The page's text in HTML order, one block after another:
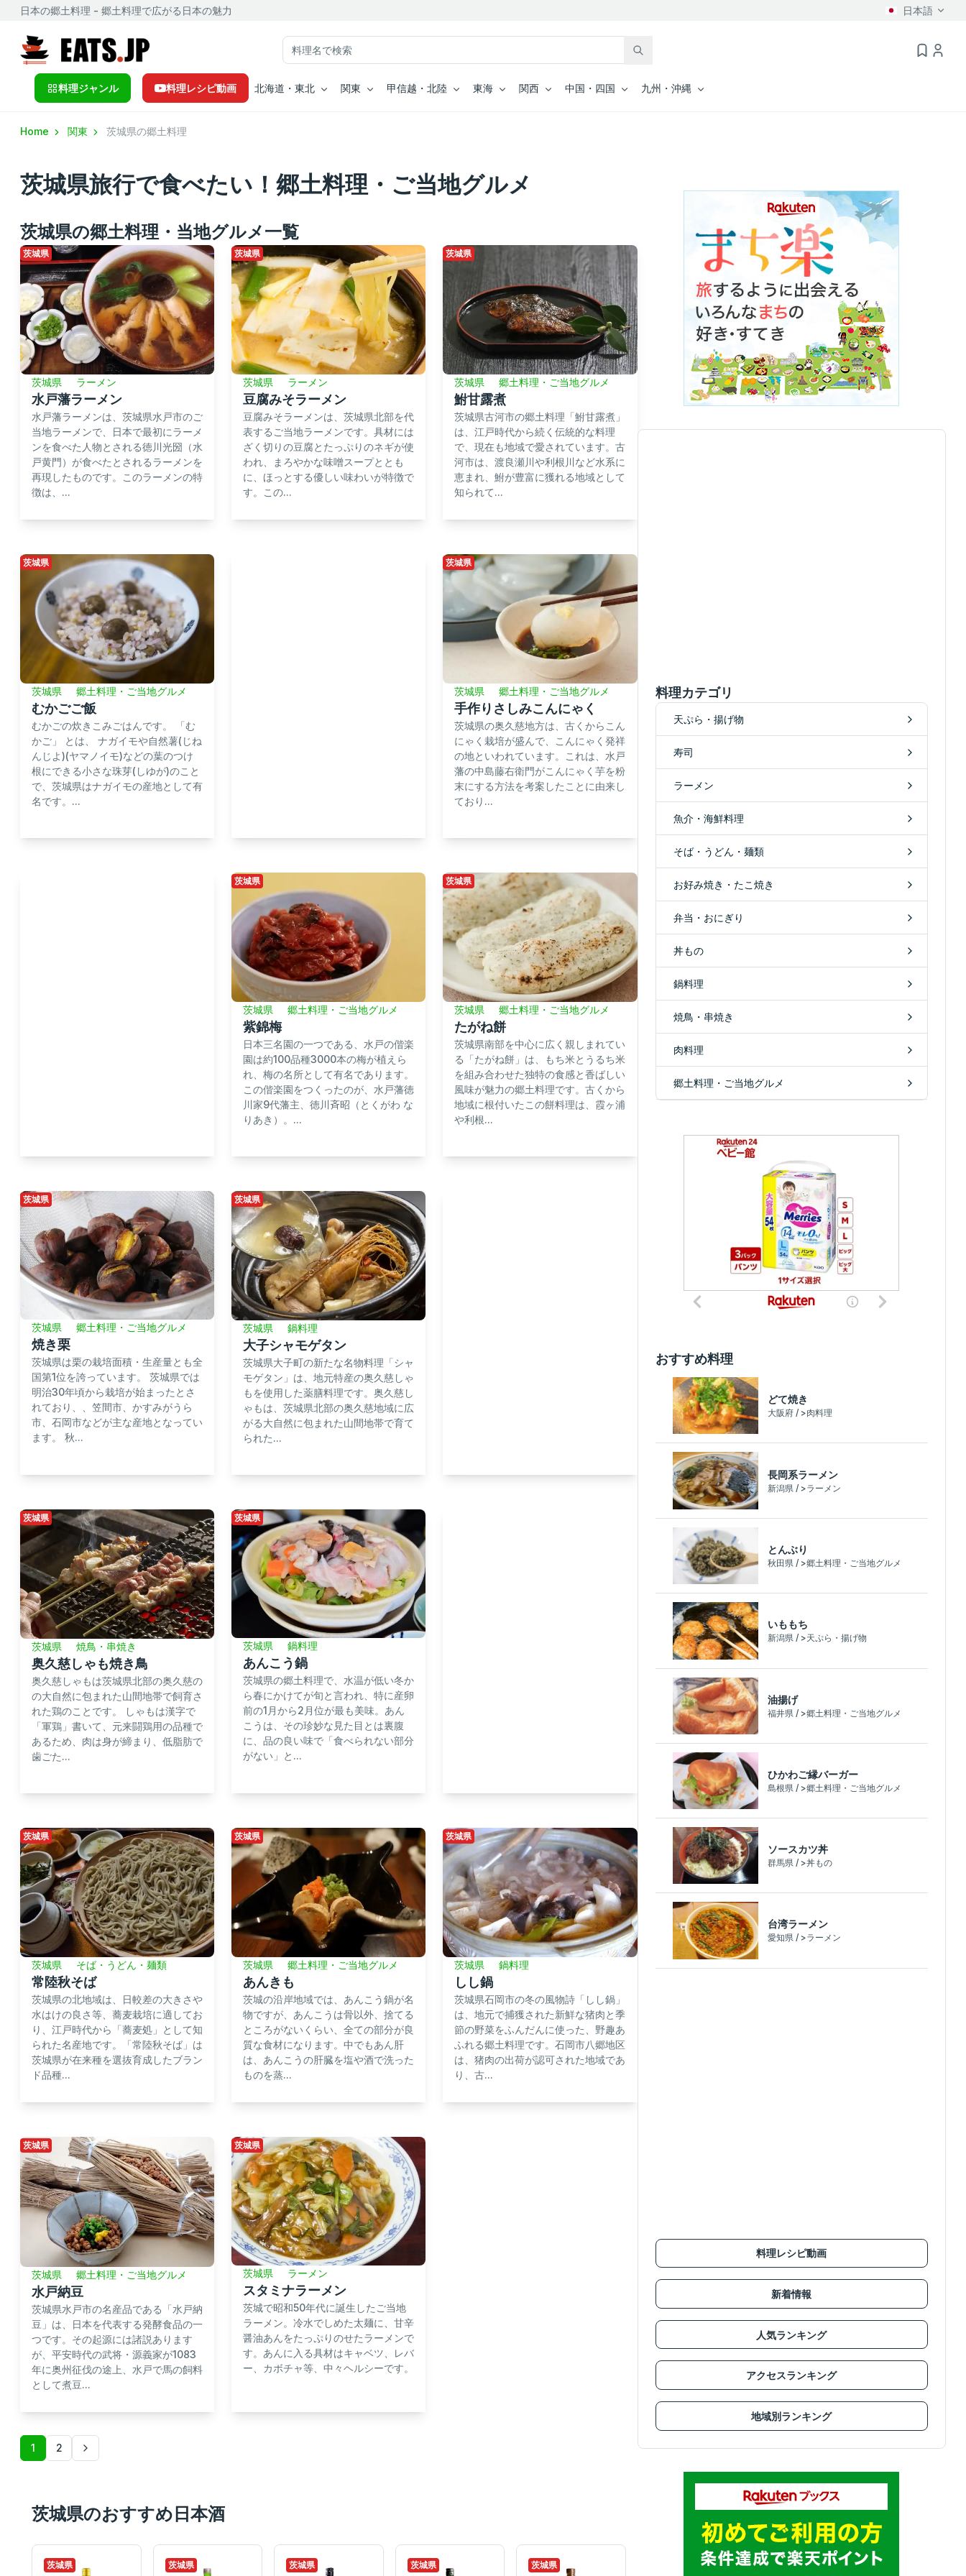
日本の郷土料理 - 郷土料理で広がる日本の魅力 日本語
料理ジャンル 料理レシピ動画 北海道・東北 関東 甲信越・北陸 東海 関西 中国・四国 九州・沖縄
Home 関東 茨城県の郷土料理
茨城県旅行で食べたい！郷土料理・ご当地グルメ
茨城県の郷土料理・当地グルメ一覧
茨城県
茨城県 ラーメン
水戸藩ラーメン
水戸藩ラーメンは、茨城県水戸市のご
当地ラーメンで、日本で最初にラーメ
ンを食べた人物とされる徳川光圀（水
戸黄門）が食べたとされるラーメンを
再現したものです。このラーメンの特
徴は、...
茨城県
茨城県 ラーメン
豆腐みそラーメン
豆腐みそラーメンは、茨城県北部を代
表するご当地ラーメンです。具材には
ざく切りの豆腐とたっぷりのネギが使
われ、まろやかな味噌スープととも
に、ほっとする優しい味わいが特徴で
す。この...
茨城県
茨城県 郷土料理・ご当地グルメ
鮒甘露煮
茨城県古河市の郷土料理「鮒甘露煮」
は、江戸時代から続く伝統的な料理
で、現在も地域で愛されています。古
河市は、渡良瀬川や利根川など水系に
恵まれ、鮒が豊富に獲れる地域として
知られて...
茨城県
茨城県 郷土料理・ご当地グルメ
むかごご飯
むかごの炊きこみごはんです。 「む
かご」 とは、 ナガイモや自然薯(じね
んじよ)(ヤマノイモ)などの葉のつけ
根にできる小さな珠芽(しゆが)のこと
で、茨城県はナガイモの産地として有
名です。...
茨城県
茨城県 郷土料理・ご当地グルメ
手作りさしみこんにゃく
茨城県の奥久慈地方は、古くからこん
にゃく栽培が盛んで、こんにゃく発祥
の地といわれています。これは、水戸
藩の中島藤右衛門がこんにゃく芋を粉
末にする方法を考案したことに由来し
ており...
茨城県
茨城県 郷土料理・ご当地グルメ
紫錦梅
日本三名園の一つである、水戸の偕楽
園は約100品種3000本の梅が植えら
れ、梅の名所として有名であります。
この偕楽園をつくったのが、水戸藩徳
川家9代藩主、徳川斉昭（とくがわ な
りあき）。...
茨城県
茨城県 郷土料理・ご当地グルメ
たがね餅
茨城県南部を中心に広く親しまれてい
る「たがね餅」は、もち米とうるち米
を組み合わせた独特の食感と香ばしい
風味が魅力の郷土料理です。古くから
地域に根付いたこの餅料理は、霞ヶ浦
や利根...
茨城県
茨城県 郷土料理・ご当地グルメ
焼き栗
茨城県は栗の栽培面積・生産量とも全
国第1位を誇っています。 茨城県では
明治30年頃から栽培が始まったとさ
れており、、笠間市、かすみがうら
市、石岡市などが主な産地となってい
ます。 秋...
茨城県
茨城県 鍋料理
大子シャモゲタン
茨城県大子町の新たな名物料理「シャ
モゲタン」は、地元特産の奥久慈しゃ
もを使用した薬膳料理です。奥久慈し
ゃもは、茨城県北部の奥久慈地域に広
がる大自然に包まれた山間地帯で育て
られた...
茨城県
茨城県 焼鳥・串焼き
奥久慈しゃも焼き鳥
奥久慈しゃもは茨城県北部の奥久慈の
の大自然に包まれた山間地帯で飼育さ
れた鶏のことです。 しゃもは漢字で
「軍鶏」書いて、元来闘鶏用の品種で
あるため、肉は身が締まり、低脂肪で
歯ごた...
茨城県
茨城県 鍋料理
あんこう鍋
茨城県の郷土料理で、水温が低い冬か
ら春にかけてが旬と言われ、特に産卵
前の1月から2月位が最も美味。あん
こうは、その珍妙な見た目とは裏腹
に、品の良い味で「食べられない部分
がない」と...
茨城県
茨城県 そば・うどん・麺類
常陸秋そば
茨城県の北地域は、日較差の大きさや
水はけの良さ等、蕎麦栽培に適してお
り、江戸時代から「蕎麦処」として知
られた名産地です。「常陸秋そば」は
茨城県が在来種を選抜育成したブラン
ド品種...
茨城県
茨城県 郷土料理・ご当地グルメ
あんきも
茨城の沿岸地域では、あんこう鍋が名
物ですが、あんこうは骨以外、捨てる
ところがないくらい、全ての部分が良
質な食材になります。中でもあん肝
は、あんこうの肝臓を塩や酒で洗った
ものを蒸...
茨城県
茨城県 鍋料理
しし鍋
茨城県石岡市の冬の風物詩「しし鍋」
は、地元で捕獲された新鮮な猪肉と季
節の野菜をふんだんに使った、野趣あ
ふれる郷土料理です。石岡市八郷地区
は、猪肉の出荷が認可された地域であ
り、古...
茨城県
茨城県 郷土料理・ご当地グルメ
水戸納豆
茨城県水戸市の名産品である「水戸納
豆」は、日本を代表する発酵食品の一
つです。その起源には諸説あります
が、平安時代の武将・源義家が1083
年に奥州征伐の途上、水戸で馬の飼料
として煮豆...
茨城県
茨城県 ラーメン
スタミナラーメン
茨城で昭和50年代に誕生したご当地
ラーメン。冷水でしめた太麺に、甘辛
醤油あんをたっぷりのせたラーメンで
す。あんに入る具材はキャベツ、レバ
ー、カボチャ等、中々ヘルシーです。
1 2
茨城県のおすすめ日本酒
茨城県 茨城県 茨城県 茨城県 茨城県
料理カテゴリ
天ぷら・揚げ物
寿司
ラーメン
魚介・海鮮料理
そば・うどん・麺類
お好み焼き・たこ焼き
弁当・おにぎり
丼もの
鍋料理
焼鳥・串焼き
肉料理
郷土料理・ご当地グルメ
おすすめ料理
どて焼き
大阪府 / >肉料理
長岡系ラーメン
新潟県 / >ラーメン
とんぶり
秋田県 / >郷土料理・ご当地グルメ
いももち
新潟県 / >天ぷら・揚げ物
油揚げ
福井県 / >郷土料理・ご当地グルメ
ひかわご縁バーガー
島根県 / >郷土料理・ご当地グルメ
ソースカツ丼
群馬県 / >丼もの
台湾ラーメン
愛知県 / >ラーメン
料理レシピ動画
新着情報
人気ランキング
アクセスランキング
地域別ランキング